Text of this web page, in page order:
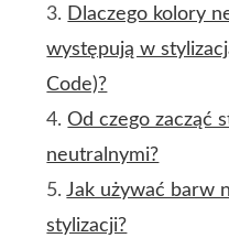
Dlaczego kolory
występują w
Code)?
Od czego zacząć
neutralnymi?
Jak używać barw
stylizacji?